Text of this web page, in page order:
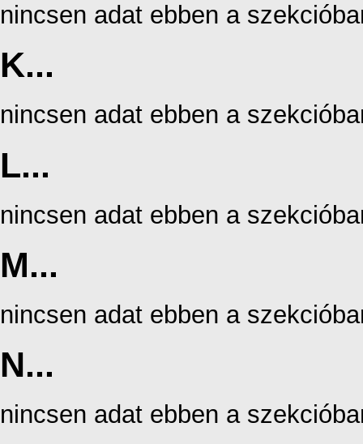
nincsen adat ebben a
K...
nincsen adat ebben a
L...
nincsen adat ebben a
M...
nincsen adat ebben a
N...
nincsen adat ebben a